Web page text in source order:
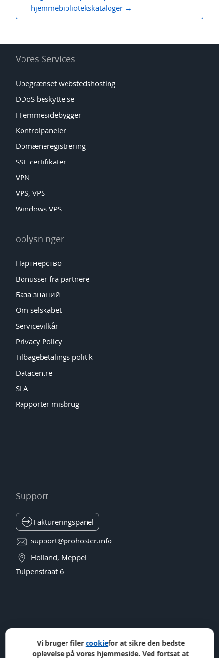
hjemmebibliotekskataloger
Vores Services
Ubegrænset webstedshosting
DDoS beskyttelse
Hjemmesidebygger
Kontrolpaneler
Domæneregistrering
SSL-certifikater
VPN
VPS, VPS
Windows VPS
oplysninger
Партнерство
Bonusser fra partnere
База знаний
Om selskabet
Servicevilkår
Privacy Policy
Tilbagebetalings politik
Datacentre
SLA
Rapporter misbrug
Support
Faktureringspanel
support@prohoster.info
Holland, Meppel
Tulpenstraat 6
Vi bruger filercookiefor at sikre den bedste
oplevelse på vores hjemmeside. Ved fortsat at